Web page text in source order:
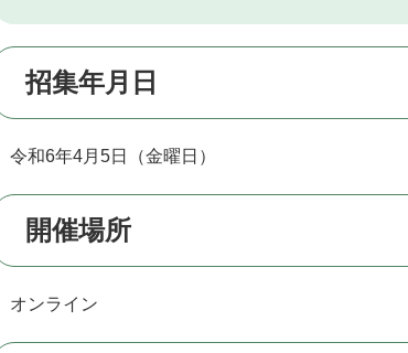
招集年月日
令和6年4月5日（金曜日）
開催場所
オンライン